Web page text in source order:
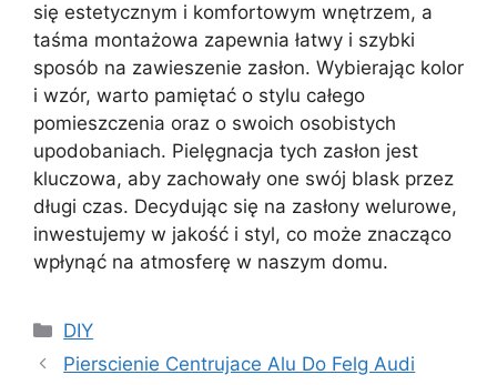
się estetycznym i komfortowym wnętrzem, a
taśma montażowa zapewnia łatwy i szybki
sposób na zawieszenie zasłon. Wybierając kolor
i wzór, warto pamiętać o stylu całego
pomieszczenia oraz o swoich osobistych
upodobaniach. Pielęgnacja tych zasłon jest
kluczowa, aby zachowały one swój blask przez
długi czas. Decydując się na zasłony welurowe,
inwestujemy w jakość i styl, co może znacząco
wpłynąć na atmosferę w naszym domu.
Kategorie
DIY
Pierscienie Centrujace Alu Do Felg Audi